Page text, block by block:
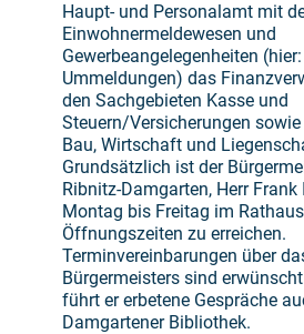
Haupt- und Personalamt mit
Einwohnermeldewesen und
Gewerbeangelegenheiten
Ummeldungen) das
den Sachgebieten Kasse und
Steuern/Versicherungen
Bau, Wirtschaft und
Grundsätzlich ist der
Ribnitz-Damgarten, Herr Frank
Montag bis Freitag im
Öffnungszeiten zu erreichen.
Terminvereinbarungen über
Bürgermeisters sind
führt er erbetene Gespräche
Damgartener Bibliothek.